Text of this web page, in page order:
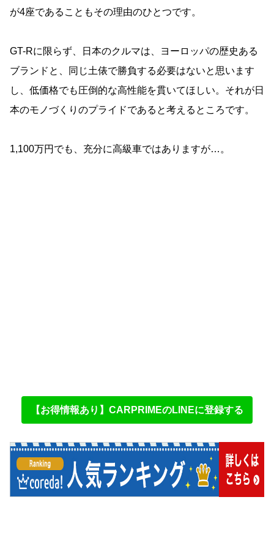
が4座であることもその理由のひとつです。
GT-Rに限らず、日本のクルマは、ヨーロッパの歴史ある
ブランドと、同じ土俵で勝負する必要はないと思います
し、低価格でも圧倒的な高性能を貫いてほしい。それが日
本のモノづくりのプライドであると考えるところです。
1,100万円でも、充分に高級車ではありますが…。
【お得情報あり】CARPRIMEのLINEに登録する